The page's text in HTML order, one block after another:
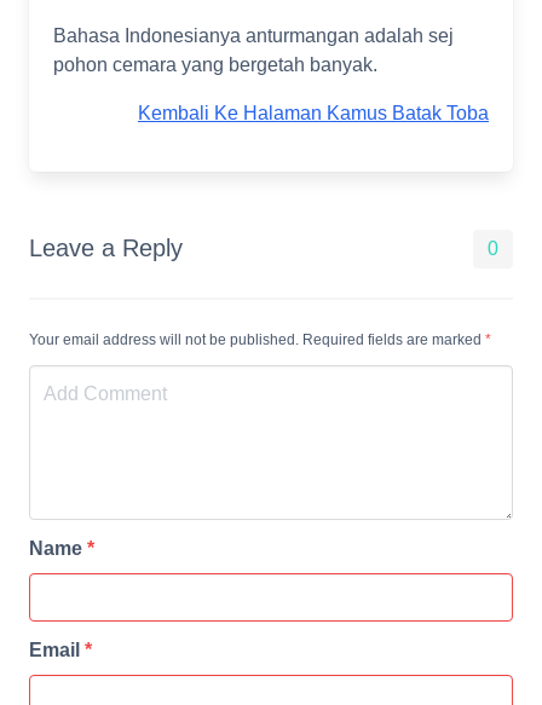
Bahasa Indonesianya anturmangan adalah sej
pohon cemara yang bergetah banyak.
Kembali Ke Halaman Kamus Batak Toba
Leave a Reply 0
Your email address will not be published. Required fields are marked *
Name *
Email *